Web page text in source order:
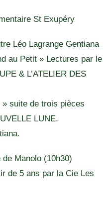
St Exupéry
Léo Lagrange Gentiana
au Petit » Lectures par le
& L’ATELIER DES
suite de trois pièces
LUNE.
Manolo (10h30)
de 5 ans par la Cie Les